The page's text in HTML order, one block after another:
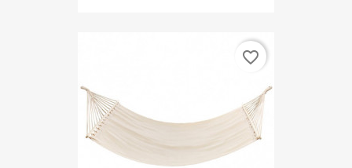
favorite_border